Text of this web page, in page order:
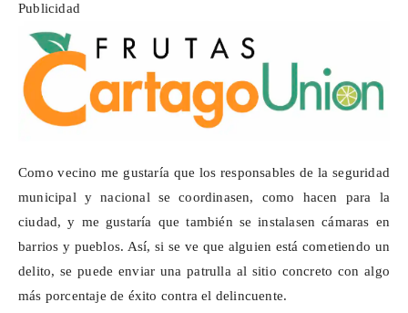
Publicidad
Como vecino me gustaría que los responsables de la seguridad
municipal y nacional se coordinasen, como hacen para la
ciudad, y me gustaría que también se instalasen cámaras en
barrios y pueblos. Así, si se ve que alguien está cometiendo un
delito, se puede enviar una patrulla al sitio concreto con algo
más porcentaje de éxito contra el delincuente.